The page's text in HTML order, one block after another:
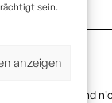
sein.
anzeigen
und sind